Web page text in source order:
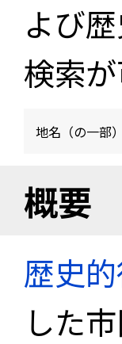
よび
検索が
地名（の一部
概要
歴史
した